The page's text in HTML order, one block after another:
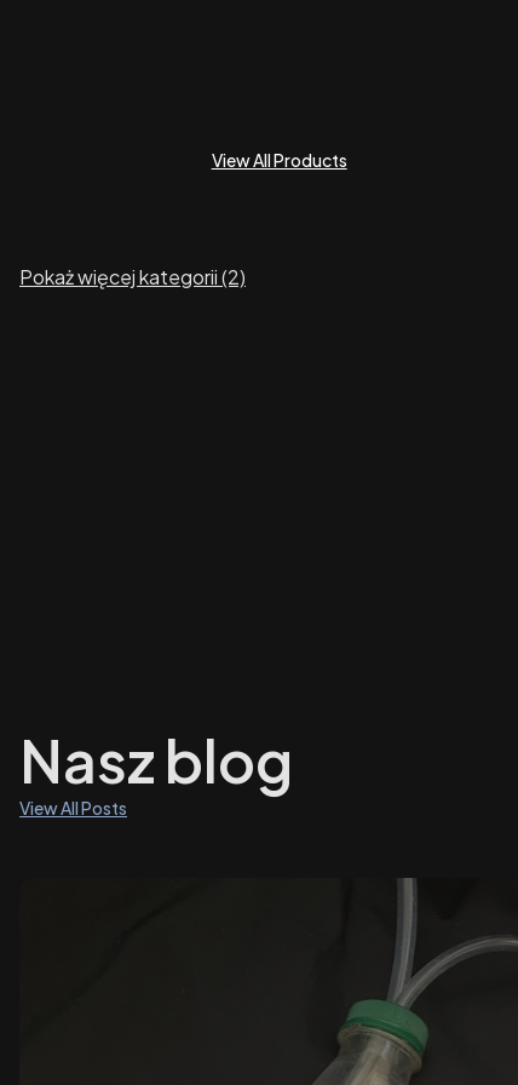
View All Products
Pokaż więcej kategorii (2)
Nasz blog
View All Posts